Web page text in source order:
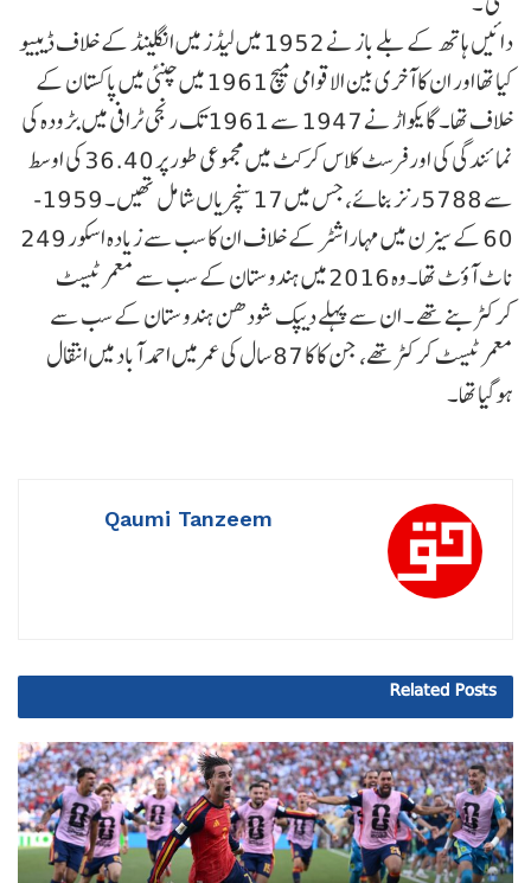
دائیں ہاتھ کے بلے باز نے 1952 میں لیڈز میں انگلینڈ کے خلاف ڈیبیو
کیا تھا اور ان کا آخری بین الاقوامی میچ 1961 میں چنئی میں پاکستان کے
خلاف تھا۔ گایکواڑ نے 1947 سے 1961 تک رنجی ٹرافی میں بڑودہ کی
نمائندگی کی اور فرسٹ کلاس کرکٹ میں مجموعی طور پر 36.40 کی اوسط
سے 5788 رنز بنائے، جس میں 17 سنچریاں شامل تھیں۔ 1959-
60 کے سیزن میں مہاراشٹر کے خلاف ان کا سب سے زیادہ اسکور 249
ناٹ آؤٹ تھا۔وہ 2016 میں ہندوستان کے سب سے معمر ٹیسٹ
کرکٹر بنے تھے ۔ ان سے پہلے دیپک شودھن ہندوستان کے سب سے
معمر ٹیسٹ کرکٹر تھے، جن کا کا 87 سال کی عمر میں احمد آباد میں انتقال
ہوگیا تھا۔
Qaumi Tanzeem
Related Posts